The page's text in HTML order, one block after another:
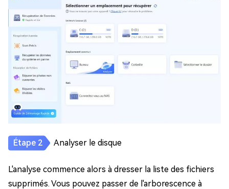
Analyser le disque
L'analyse commence alors à dresser la liste des fichiers
supprimés. Vous pouvez passer de l'arborescence à